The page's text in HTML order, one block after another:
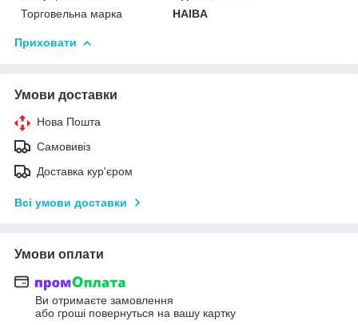
Торговельна марка
HAIBA
Приховати
Умови доставки
Нова Пошта
Самовивіз
Доставка кур'єром
Всі умови доставки
Умови оплати
Ви отримаєте замовлення
або гроші повернуться на вашу картку